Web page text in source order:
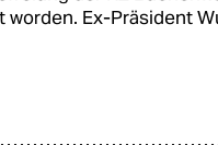
Ex-Präsident